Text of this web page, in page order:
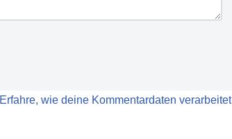
Erfahre, wie deine Kommentardaten verarbeitet